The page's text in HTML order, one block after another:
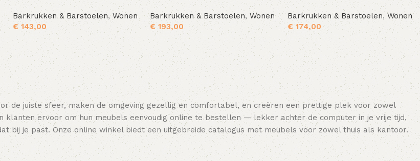
Barkrukken & Barstoelen, Wonen
€143,00
Toevoegen aan winkelwagen
Barkrukken & Barstoelen,Wonen
€ 193,00
Toevoegen aan winkelwagen
Barkrukken & Barstoelen,Wonen
€ 174,00
de juiste sfeer, maken de omgeving gezellig en comfortabel, en creëren een prettige plek voor zowel
klanten ervoor om hun meubels eenvoudig online te bestellen — lekker achter de computer in je vrije tijd,
je past. Onze online winkel biedt een uitgebreide catalogus met meubels voor zowel thuis als kantoor.